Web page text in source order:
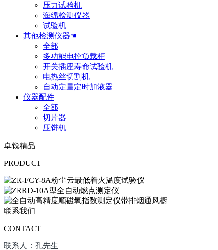
压力试验机
海绵检测仪器
试验机
其他检测仪器☚
全部
多功能电控负载柜
开关插座寿命试验机
电热丝切割机
自动定量定时加液器
仪器配件
全部
切片器
压饼机
卓锐精品
PRODUCT
联系我们
CONTACT
联系人：孔先生